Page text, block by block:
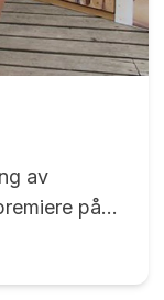
av
på
dukket